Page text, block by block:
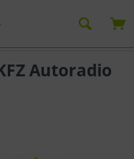
Autoradio